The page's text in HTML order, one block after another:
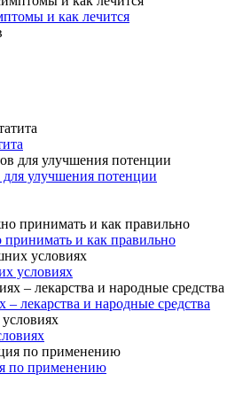
и как лечится
улучшения потенции
принимать и как правильно
условиях
лекарства и народные средства
по применению